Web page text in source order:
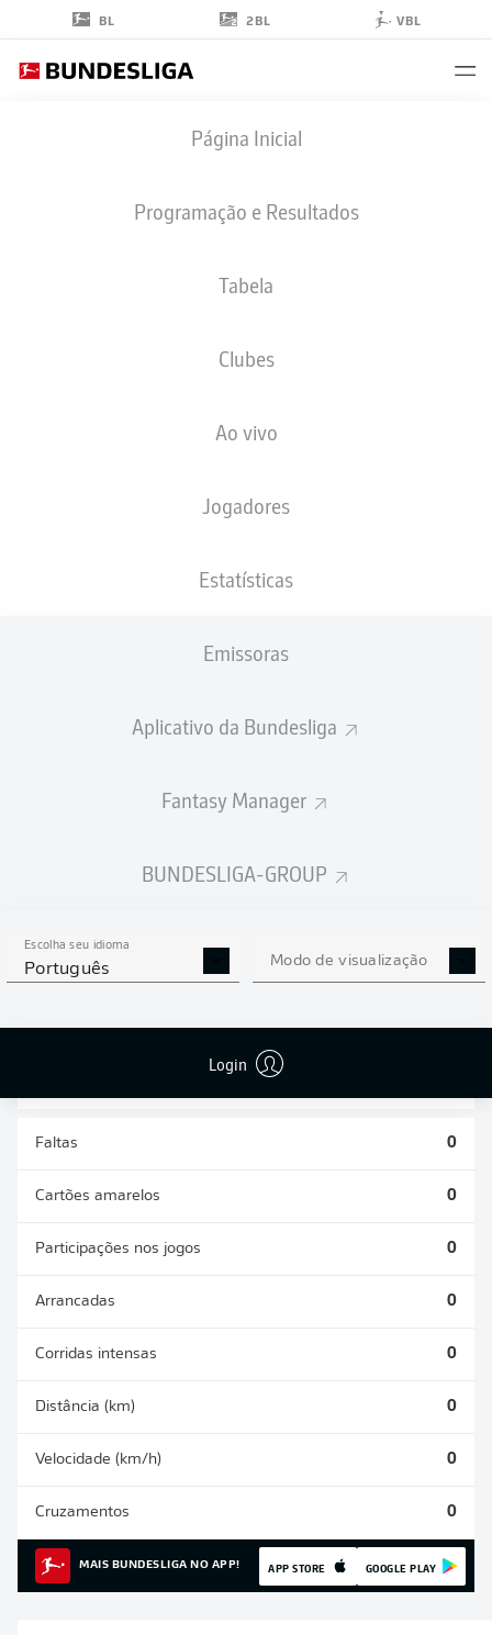
BL 2BL VBL
Página Inicial
Programação e Resultados
Tabela
Clubes
Ao vivo
Jogadores
Estatísticas
Emissoras
Aplicativo da Bundesliga
Fantasy Manager
BUNDESLIGA-GROUP
Escolha seu idioma
Português Modo de visualização
Login
ESTATÍSTICAS DA
TEMPORADA 2026/2027
Faltas 0
Cartões amarelos 0
Participações nos jogos 0
Arrancadas 0
Corridas intensas 0
Distância (km) 0
Velocidade (km/h) 0
Cruzamentos 0
MAIS BUNDESLIGA NO APP! APP STORE GOOGLE PLAY